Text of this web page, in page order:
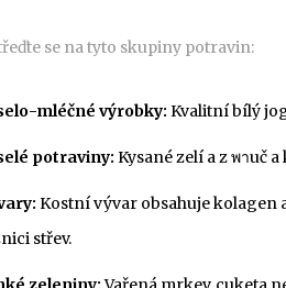
se na tyto skupiny potravin:
mléčné výrobky: Kvalitní bílý
potraviny: Kysané zelí a z พาuč
Kostní vývar obsahuje kolagen
střev.